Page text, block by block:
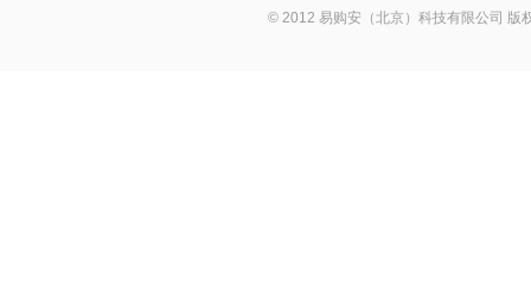
© 2012 易购安（北京）科技有限公司 版